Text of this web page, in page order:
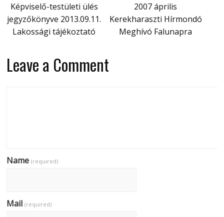
Képviselő-testületi ülés
jegyzőkönyve 2013.09.11.
2007 április
Kerekharaszti Hírmondó
Lakossági tájékoztató
Meghívó Falunapra
Leave a Comment
Name(required)
Mail(required)